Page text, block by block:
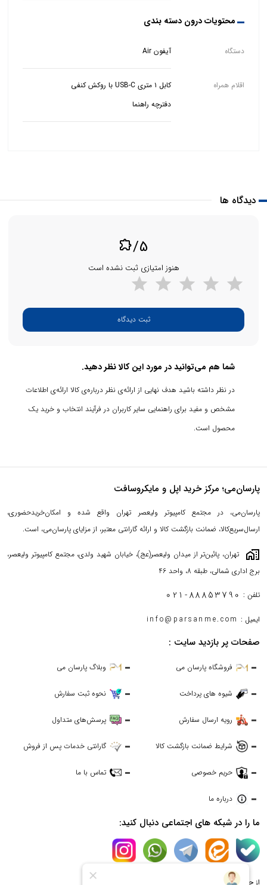
محتویات درون دسته بندی
دستگاه آیفون Air
اقلام همراه
دفترچه راهنما
دیدگاه ها
extension/5
هنوز امتیازی ثبت نشده است
ثبت دیدگاه
شما هم می‌توانید در مورد این کالا نظر دهید.
در نظر داشته باشید هدف نهایی از ارائه‌ی نظر درباره‌ی کالا ارائه‌ی اطلاعات
مشخص و مفید برای راهنمایی سایر کاربران در فرآیند انتخاب و خرید یک
محصول است.
پارسان‌می؛ مرکز خرید اپل و مایکروسافت
پارسان‌می، در مجتمع کامپیوتر ولیعصر تهران واقع شده و امکان‌خریدحضوری،
ارسال‌سریع‌کالا، ضمانت بازگشت کالا و ارائه گارانتی معتبر، از مزایای پارسان‌می، است.
maps_home_work
تهران، پائین‌تر از میدان ولیعصر(عج)، خیابان شهید ولدی، مجتمع کامپیوتر ولیعصر،
برج اداری شمالی، طبقه 8، واحد 46
تلفن : 021-88853790
ایمیل : info@parsanme.com
صفحات پر بازدید سایت :
فروشگاه پارسان می وبلاگ پارسان می
شیوه های پرداخت نحوه ثبت سفارش
رویه ارسال سفارش پرسش‌های متداول
شرایط ضمانت بازگشت کالا گارانتی خدمات پس از فروش
حریم خصوصی تماس با ما
درباره ما
ما را در شبکه های اجتماعی دنبال کنید:
از جدیدترین تخفیف ها با خبر شوید: